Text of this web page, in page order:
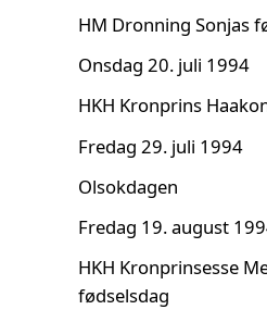
HM Dronning Sonjas
Onsdag 20. juli 1994
HKH Kronprins
Fredag 29. juli 1994
Olsokdagen
Fredag 19. august
HKH Kronprinsesse
fødselsdag